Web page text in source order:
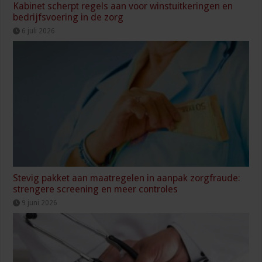
Kabinet scherpt regels aan voor winstuitkeringen en
bedrijfsvoering in de zorg
6 juli 2026
Stevig pakket aan maatregelen in aanpak zorgfraude:
strengere screening en meer controles
9 juni 2026